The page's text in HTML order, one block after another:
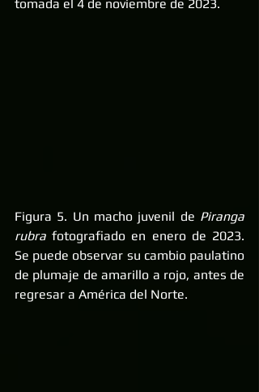
tomada el 4 de noviembre de 2023.
Figura 5. Un macho juvenil de Piranga
rubra fotografiado en enero de 2023.
Se puede observar su cambio paulatino
de plumaje de amarillo a rojo, antes de
regresar a América del Norte.